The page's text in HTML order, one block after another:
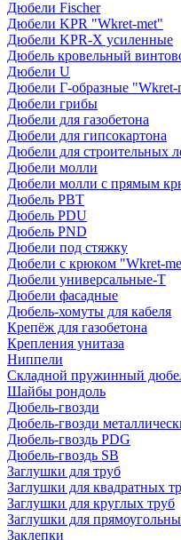
Дюбели Fischer
Дюбели KPR "Wkret-met"
Дюбели KPR-Х усиленные
Дюбель кровельный
Дюбели U
Дюбели Г-образные "Wkret-
Дюбели грибы
Дюбели для газобетона
Дюбели для гипсокартона
Дюбели для строительных
Дюбели молли
Дюбели молли с прямым
Дюбель PBT
Дюбель PDU
Дюбель PND
Дюбели под стяжку
Дюбели с крюком "Wkret-
Дюбели универсальные-Т
Дюбели фасадные
Дюбель-хомуты для кабеля
Крепёж для газобетона
Крепления унитаза
Ниппели
Складной пружинный
Шайбы рондоль
Дюбель-гвозди
Дюбель-гвозди
Дюбель-гвоздь PDG
Дюбель-гвоздь SB
Заглушки для труб
Заглушки для квадратных
Заглушки для круглых труб
Заглушки для
Заклепки